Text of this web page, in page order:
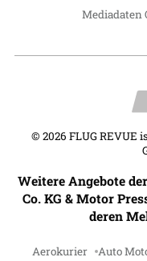
Mediadaten
© 2026 FLUG REVUE
Weitere Angebote
Co. KG & Motor
deren
Aerokurier Auto